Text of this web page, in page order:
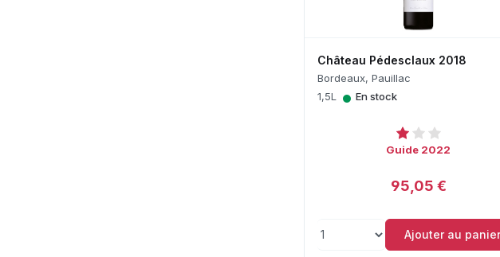
Château Pédesclaux 2018
Bordeaux, Pauillac
1,5L
• En stock
Guide 2022
95,05 €
Ajouter au panier